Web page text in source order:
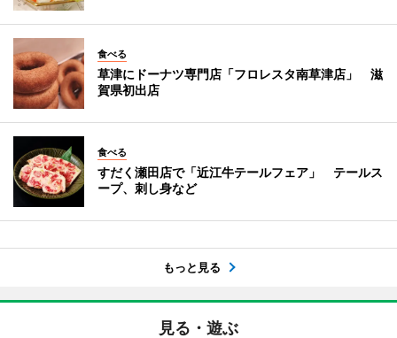
食べる
草津にドーナツ専門店「フロレスタ南草津店」 滋
賀県初出店
食べる
すだく瀬田店で「近江牛テールフェア」 テールス
ープ、刺し身など
もっと見る
見る・遊ぶ